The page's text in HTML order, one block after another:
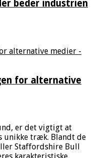
beder industrien
for alternative
er det vigtigt at
unikke træk. Blandt de
Staffordshire Bull